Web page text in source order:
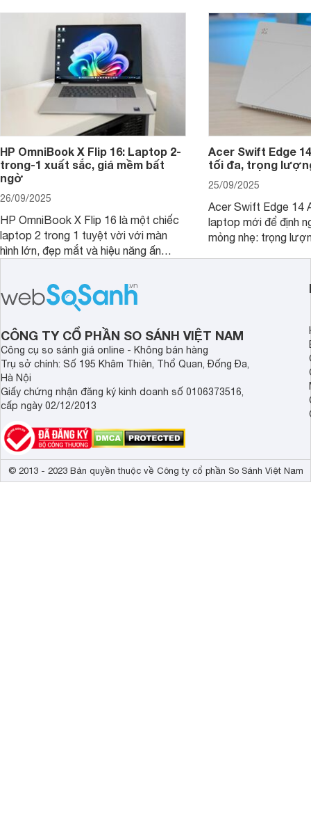
hút sự quan tâm lớn từ thị trường.
HP OmniBook X Flip 16: Laptop 2-
trong-1 xuất sắc, giá mềm bất
ngờ
26/09/2025
HP OmniBook X Flip 16 là một chiếc
laptop 2 trong 1 tuyệt vời với màn
hình lớn, đẹp mắt và hiệu năng ấn
mức giá vô cùng hấp dẫn, biến nó trở
thành một lựa chọn “đáng đồng tiền
bát gạo” trên thị trường.
Acer Swift Edge
tối đa, trọng
25/09/2025
Acer Swift Edge 14
laptop mới để định
mỏng nhẹ: trọng
năng AI hàng đầu,
CÔNG TY CỔ PHẦN SO SÁNH VIỆT NAM
Công cụ so sánh giá online - Không bán hàng
Trụ sở chính: Số 195 Khâm Thiên, Thổ Quan, Đống Đa,
Hà Nội
Giấy chứng nhận đăng ký kinh doanh số 0106373516,
cấp ngày 02/12/2013
© 2013 - 2023 Bản quyền thuộc về Công ty cổ phần So Sánh Việt Nam